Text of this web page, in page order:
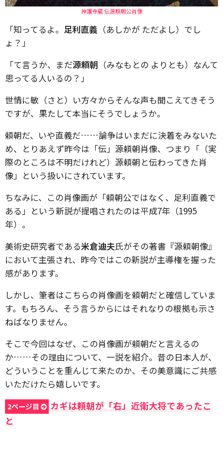
神護寺蔵 伝源頼朝公肖像
「知ってるよ。 足利直義 （あしかが ただよし）でし
ょ？」
「て言うか、まだ源頼朝 （みなもとの よりとも）なんて
思ってる人いるの？」
世情に敏（さと）い方々からそんな声も聞こえてきそう
ですが、果たして本当にそうでしょうか。
頼朝だ、いや直義だ……論争はいまだに決着をみないた
め、とりあえず昨今は「伝」源頼朝肖像、つまり「（実
際のところは不明だけれど）源頼朝と伝わってきた肖
像」という扱いにされています。
ちなみに、この肖像画が「頼朝公ではなく、足利直義で
ある」という新説が提唱されたのは平成7年（1995
年）。
美術史研究者である米倉迪夫氏がその著書『源頼朝像』
において主張され、昨今ではこの新説が主導権を握った
感があります。
しかし、筆者はこちらの肖像画を頼朝だと確信していま
す。もちろん、そう言うからにはそれなりの根拠も示さ
ねばなりません。
そこで今回はなぜ、この肖像画が頼朝だと言えるの
か……その理由について、一説を紹介。昔の日本人が、
どういうことを重んじて来たのか、その美意識にご共感
いただけたら嬉しいです。
2ページ目
カギは頼朝が「右」近衛大将であったこ
と